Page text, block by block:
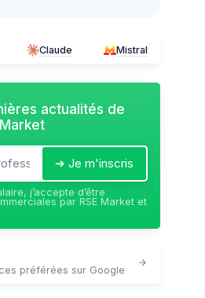
Claude Mistral
actualités de
Market
➔ Je m'inscris
j’accepte d’être
par RSE Market et
préférées sur Google